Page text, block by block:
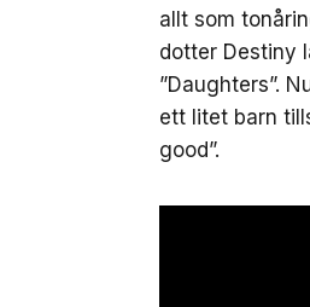
allt som
dotter Destiny
”Daughters”.
ett litet barn
good”.